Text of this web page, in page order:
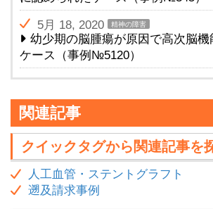
5月 18, 2020 精神の障害
幼少期の脳腫瘍が原因で高次脳機
ケース（事例№5120）
関連記事
クイックタグから関連記事を
人工血管・ステントグラフト
遡及請求事例